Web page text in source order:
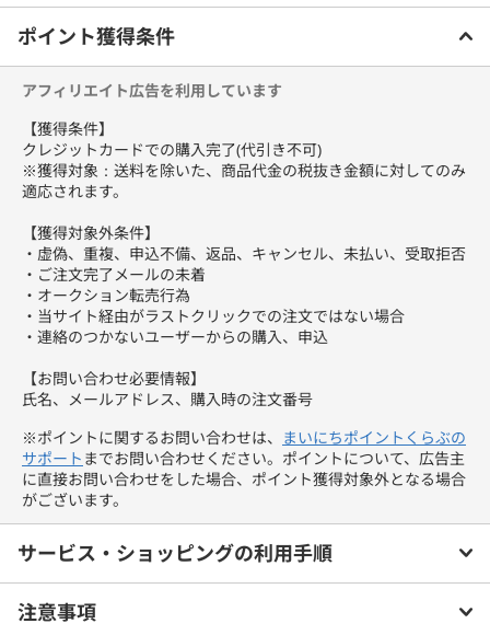
未成年者の飲酒は法律で禁じられています。
ご利用前に必ずお読みください
ポイント獲得条件
アフィリエイト広告を利用しています
【獲得条件】
クレジットカードでの購入完了(代引き不可)
※獲得対象：送料を除いた、商品代金の税抜き金額に対してのみ
適応されます。
【獲得対象外条件】
・虚偽、重複、申込不備、返品、キャンセル、未払い、受取拒否
・ご注文完了メールの未着
・オークション転売行為
・当サイト経由がラストクリックでの注文ではない場合
・連絡のつかないユーザーからの購入、申込
【お問い合わせ必要情報】
氏名、メールアドレス、購入時の注文番号
※ポイントに関するお問い合わせは、
まいにちポイントくらぶの
サポート までお問い合わせください。ポイントについて、広告主
に直接お問い合わせをした場合、ポイント獲得対象外となる場合
がございます。
サービス・ショッピングの利用手順
注意事項